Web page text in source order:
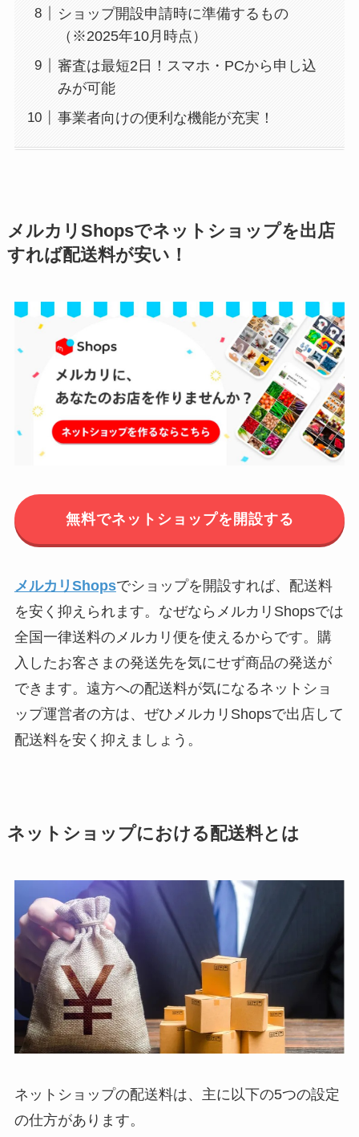
ショップ開設申請時に準備するもの
（※2025年10月時点）
審査は最短2日！スマホ・PCから申し込
みが可能
事業者向けの便利な機能が充実！
メルカリShopsでネットショップを出店
すれば配送料が安い！
無料でネットショップを開設する
メルカリShopsでショップを開設すれば、配送料
を安く抑えられます。なぜならメルカリShopsでは
全国一律送料のメルカリ便を使えるからです。購
入したお客さまの発送先を気にせず商品の発送が
できます。遠方への配送料が気になるネットショ
ップ運営者の方は、ぜひメルカリShopsで出店して
配送料を安く抑えましょう。
ネットショップにおける配送料とは
ネットショップの配送料は、主に以下の5つの設定
の仕方があります。